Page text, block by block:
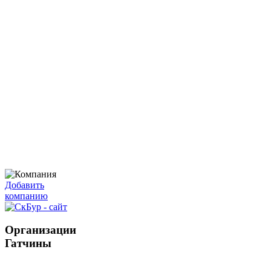
Добавить
компанию
Организации
Гатчины